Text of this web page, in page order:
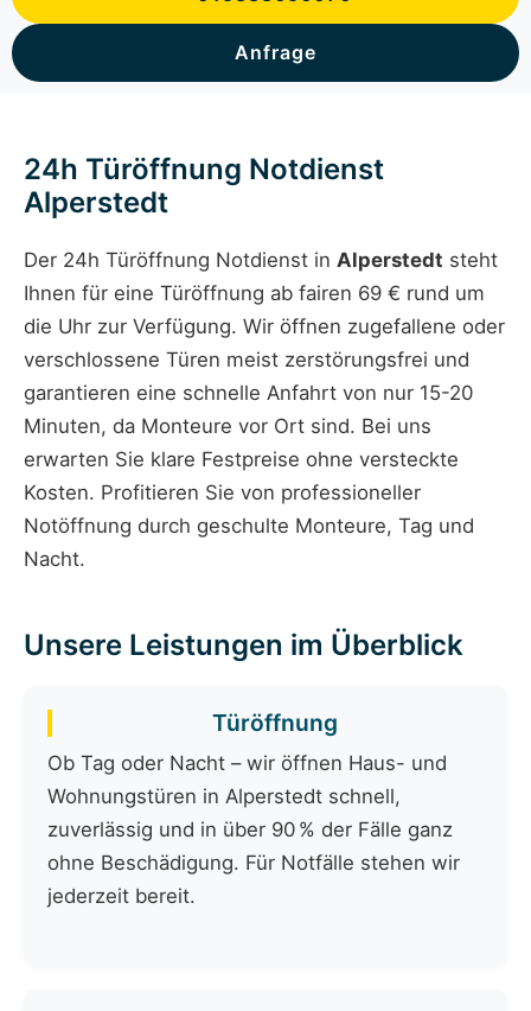
Anfrage
24h Türöffnung Notdienst
Alperstedt
Der 24h Türöffnung Notdienst in Alperstedt steht
Ihnen für eine Türöffnung ab fairen 69 € rund um
die Uhr zur Verfügung. Wir öffnen zugefallene oder
verschlossene Türen meist zerstörungsfrei und
garantieren eine schnelle Anfahrt von nur 15-20
Minuten, da Monteure vor Ort sind. Bei uns
erwarten Sie klare Festpreise ohne versteckte
Kosten. Profitieren Sie von professioneller
Notöffnung durch geschulte Monteure, Tag und
Nacht.
Unsere Leistungen im Überblick
Türöffnung
Ob Tag oder Nacht – wir öffnen Haus- und
Wohnungstüren in Alperstedt schnell,
zuverlässig und in über 90 % der Fälle ganz
ohne Beschädigung. Für Notfälle stehen wir
jederzeit bereit.